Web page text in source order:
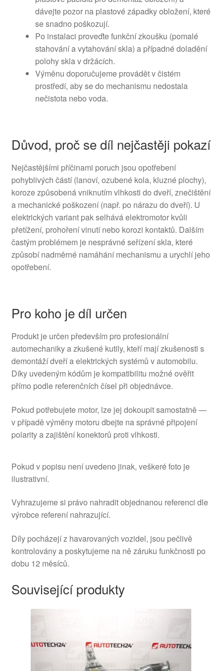
dávejte pozor na plastové západky obložení, které
se snadno poškozují.
Po instalaci proveďte funkční zkoušku (pomalé
stahování a vytahování skla) a případné doladění
polohy skla v držácích.
Výměnu doporučujeme provádět v čistém
prostředí, aby se do mechanismu nedostala
nečistota nebo voda.
Důvod, proč se díl nejčastěji pokazí
Nejčastějšími příčinami poruch jsou opotřebení
pohyblivých částí (lanoví, ozubené kola, kluzné plochy),
koroze způsobená vniknutím vlhkosti do dveří, znečištění
a mechanické poškození (např. po nárazu do dveří). U
elektrických variant pak selhává elektromotor kvůli
přetížení, prohoření vinutí nebo korozi kontaktů. Dalším
častým problémem je nesprávné seřízení skla, které
způsobí nadměrné namáhání mechanismu a urychlí jeho
opotřebení.
Pro koho je díl určen
Produkt je určen především pro profesionální
automechaniky a zkušené kutily, kteří mají zkušenosti s
demontáží dveří a elektrických systémů v automobilu.
Díky uvedeným kódům je kompatibilitu možné ověřit
přímo podle referenčních čísel při objednávce.
Pokud potřebujete motor, lze jej dokoupit samostatně —
v případě výměny motoru dbejte na správné připojení
polarity a zajištění konektorů proti vlhkosti.
Pokud v popisu není uvedeno jinak, veškeré foto je
ilustrativní.
Vyhrazujeme si právo nahradit objednanou referenci dle
výrobce referení nahrazující.
Díly pocházejí z havarovaných vozidel, jsou pečlivě
kontrolovány a poskytujeme na ně záruku funkčnosti po
dobu 12 měsíců.
Související produkty